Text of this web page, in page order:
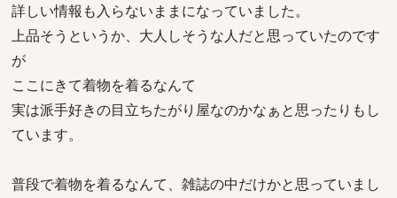
詳しい情報も入らないままになっていました。
上品そうというか、大人しそうな人だと思っていたのです
が
ここにきて着物を着るなんて
実は派手好きの目立ちたがり屋なのかなぁと思ったりもし
ています。
普段で着物を着るなんて、雑誌の中だけかと思っていまし